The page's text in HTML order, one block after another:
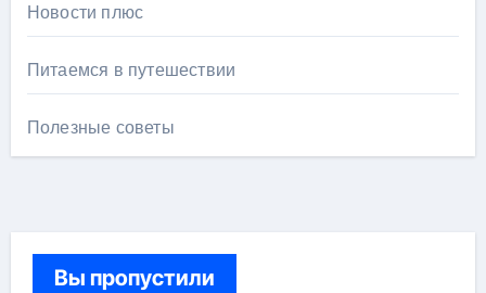
Новости плюс
Питаемся в путешествии
Полезные советы
Вы пропустили